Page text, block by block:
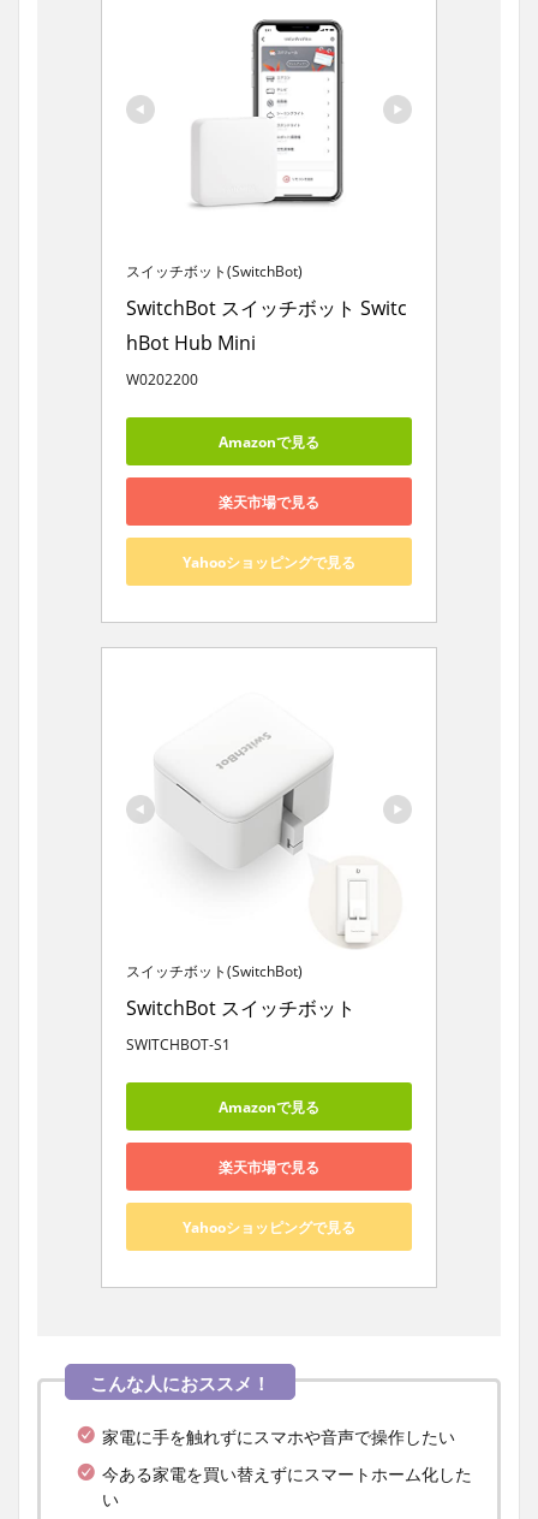
スイッチボット(SwitchBot)
SwitchBot スイッチボット Switc
hBot Hub Mini
W0202200
Amazonで見る
楽天市場で見る
Yahooショッピングで見る
スイッチボット(SwitchBot)
SwitchBot スイッチボット
SWITCHBOT-S1
Amazonで見る
楽天市場で見る
Yahooショッピングで見る
家電に手を触れずにスマホや音声で操作したい
今ある家電を買い替えずにスマートホーム化した
い